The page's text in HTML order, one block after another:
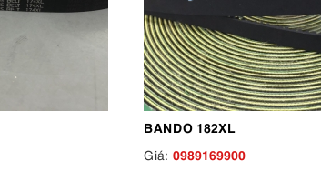
BANDO 182XL
Giá: 0989169900